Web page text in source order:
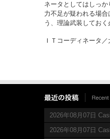
ネータとしてはしっ
力不足が疑われる場
う、理論武装しておく
ＩＴコーディネータ
2026年08月07日
2026年08月07日